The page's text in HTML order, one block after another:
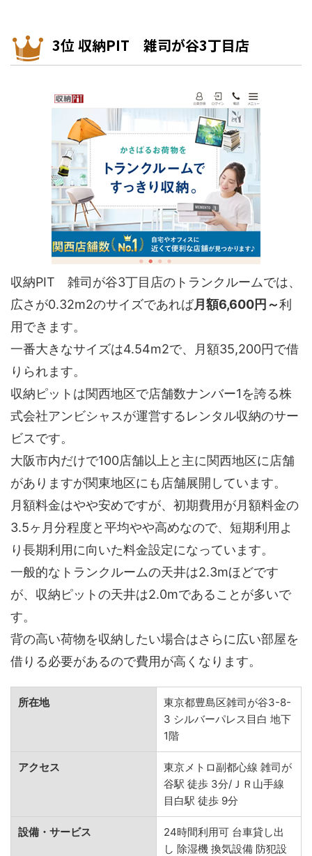
3位 収納PIT 雑司が谷3丁目店
収納PIT 雑司が谷3丁目店のトランクルームでは、
広さが0.32m2のサイズであれば月額6,600円～利
用できます。
一番大きなサイズは4.54m2で、月額35,200円で借
りられます。
収納ピットは関西地区で店舗数ナンバー1を誇る株
式会社アンビシャスが運営するレンタル収納のサー
ビスです。
大阪市内だけで100店舗以上と主に関西地区に店舗
がありますが関東地区にも店舗展開しています。
月額料金はやや安めですが、初期費用が月額料金の
3.5ヶ月分程度と平均やや高めなので、短期利用よ
り長期利用に向いた料金設定になっています。
一般的なトランクルームの天井は2.3mほどです
が、収納ピットの天井は2.0mであることが多いで
す。
背の高い荷物を収納したい場合はさらに広い部屋を
借りる必要があるので費用が高くなります。
所在地
東京都豊島区雑司が谷3-8-
3 シルバーパレス目白 地下
1階
アクセス
東京メトロ副都心線 雑司が
谷駅 徒歩 3分/ＪＲ山手線
目白駅 徒歩 9分
設備・サービス
24時間利用可 台車貸し出
し 除湿機 換気設備 防犯設